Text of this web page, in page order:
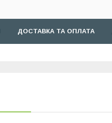
ДОСТАВКА ТА ОПЛАТА